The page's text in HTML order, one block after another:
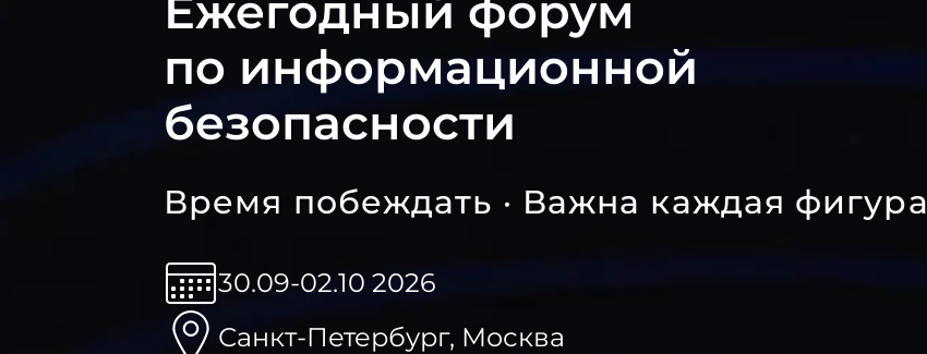
Ежегодный форум
по информационной
безопасности
Время побеждать · Важна каждая фигура
30.09-02.10 2026
Санкт-Петербург, Москва